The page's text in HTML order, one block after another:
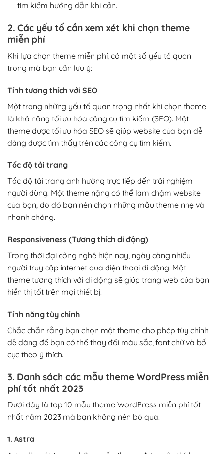
tìm kiếm hướng dẫn khi cần.
2. Các yếu tố cần xem xét khi chọn theme
miễn phí
Khi lựa chọn theme miễn phí, có một số yếu tố quan
trọng mà bạn cần lưu ý:
Tính tương thích với SEO
Một trong những yếu tố quan trọng nhất khi chọn theme
là khả năng tối ưu hóa công cụ tìm kiếm (SEO). Một
theme được tối ưu hóa SEO sẽ giúp website của bạn dễ
dàng được tìm thấy trên các công cụ tìm kiếm.
Tốc độ tải trang
Tốc độ tải trang ảnh hưởng trực tiếp đến trải nghiệm
người dùng. Một theme nặng có thể làm chậm website
của bạn, do đó bạn nên chọn những mẫu theme nhẹ và
nhanh chóng.
Responsiveness (Tương thích di động)
Trong thời đại công nghệ hiện nay, ngày càng nhiều
người truy cập internet qua điện thoại di động. Một
theme tương thích với di động sẽ giúp trang web của bạn
hiển thị tốt trên mọi thiết bị.
Tính năng tùy chỉnh
Chắc chắn rằng bạn chọn một theme cho phép tùy chỉnh
dễ dàng để bạn có thể thay đổi màu sắc, font chữ và bố
cục theo ý thích.
3. Danh sách các mẫu theme WordPress miễn
phí tốt nhất 2023
Dưới đây là top 10 mẫu theme WordPress miễn phí tốt
nhất năm 2023 mà bạn không nên bỏ qua.
1. Astra